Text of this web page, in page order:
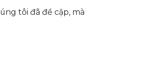
tôi đã đề cập, mà